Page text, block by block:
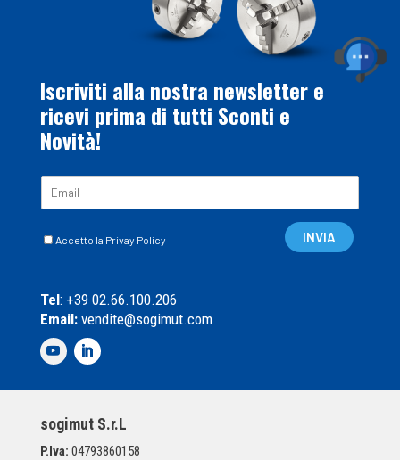
Iscriviti alla nostra newsletter e
ricevi prima di tutti Sconti e
Novità!
C
l
e
d
S
u
n
Accetto la Privay Policy INVIA
Tel: +39 02.66.100.206
Email:vendite@sogimut.com
sogimut S.r.L
P.Iva: 04793860158